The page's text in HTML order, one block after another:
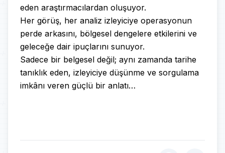
eden araştırmacılardan oluşuyor.
Her görüş, her analiz izleyiciye operasyonun
perde arkasını, bölgesel dengelere etkilerini ve
geleceğe dair ipuçlarını sunuyor.
Sadece bir belgesel değil; aynı zamanda tarihe
tanıklık eden, izleyiciye düşünme ve sorgulama
imkânı veren güçlü bir anlatı…